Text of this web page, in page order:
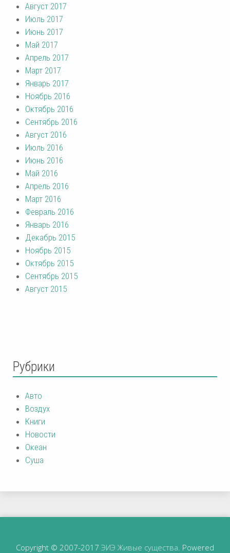
Август 2017
Июль 2017
Июнь 2017
Май 2017
Апрель 2017
Март 2017
Январь 2017
Ноябрь 2016
Октябрь 2016
Сентябрь 2016
Август 2016
Июль 2016
Июнь 2016
Май 2016
Апрель 2016
Март 2016
Февраль 2016
Январь 2016
Декабрь 2015
Ноябрь 2015
Октябрь 2015
Сентябрь 2015
Август 2015
Рубрики
Авто
Воздух
Книги
Новости
Океан
Суша
Copyright © 2007-2017 ЭИЭ Живые существа . Powered